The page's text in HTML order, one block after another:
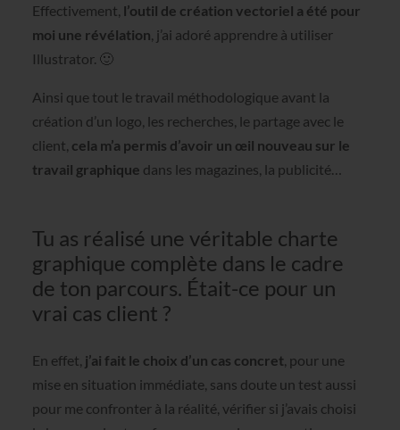
Effectivement, l’outil de création vectoriel a été pour
moi une révélation , j’ai adoré apprendre à utiliser
Illustrator. 🙂
Ainsi que tout le travail méthodologique avant la
création d’un logo, les recherches, le partage avec le
client, cela m’a permis d’avoir un œil nouveau sur le
travail graphique dans les magazines, la publicité…
Tu as réalisé une véritable charte
graphique complète dans le cadre
de ton parcours. Était-ce pour un
vrai cas client ?
En effet, j’ai fait le choix d’un cas concret , pour une
mise en situation immédiate, sans doute un test aussi
pour me confronter à la réalité, vérifier si j’avais choisi